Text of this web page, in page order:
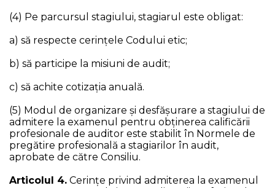
(4) Pe parcursul stagiului, stagiarul este obligat:
a) să respecte cerințele Codului etic;
b) să participe la misiuni de audit;
c) să achite cotizația anuală.
(5) Modul de organizare și desfășurare a stagiului de
admitere la examenul pentru obținerea calificării
profesionale de auditor este stabilit în Normele de
pregătire profesională a stagiarilor în audit,
aprobate de către Consiliu.
Articolul 4. Cerinţe privind admiterea la examenul